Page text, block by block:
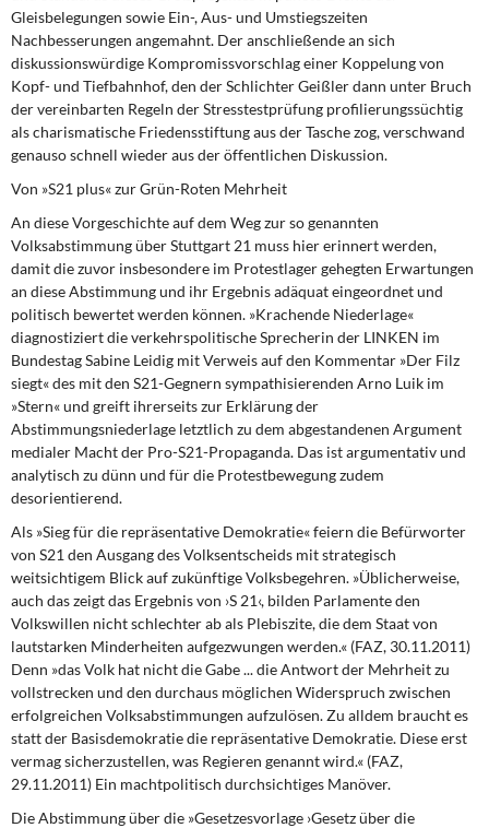
Gleisbelegungen sowie Ein-, Aus- und Umstiegszeiten
Nachbesserungen angemahnt. Der anschließende an sich
diskussionswürdige Kompromissvorschlag einer Koppelung von
Kopf- und Tiefbahnhof, den der Schlichter Geißler dann unter Bruch
der vereinbarten Regeln der Stresstestprüfung profilierungssüchtig
als charismatische Friedensstiftung aus der Tasche zog, verschwand
genauso schnell wieder aus der öffentlichen Diskussion.
Von »S21 plus« zur Grün-Roten Mehrheit
An diese Vorgeschichteauf dem Weg zur so genannten
Volksabstimmung über Stuttgart 21 muss hier erinnert werden,
damit die zuvor insbesondere im Protestlager gehegten Erwartungen
an diese Abstimmung und ihr Ergebnis adäquat eingeordnet und
politisch bewertet werden können. »Krachende Niederlage«
diagnostiziert die verkehrspolitische Sprecherin der LINKEN im
Bundestag Sabine Leidig mit Verweis auf den Kommentar »Der Filz
siegt« des mit den S21-Gegnern sympathisierenden Arno Luik im
»Stern« und greift ihrerseits zur Erklärung der
Abstimmungsniederlage letztlich zu dem abgestandenen Argument
medialer Macht der Pro-S21-Propaganda. Das ist argumentativ und
analytisch zu dünn und für die Protestbewegung zudem
desorientierend.
Als »Sieg für die repräsentative Demokratie«feiern die Befürworter
von S21 den Ausgang des Volksentscheids mit strategisch
weitsichtigem Blick auf zukünftige Volksbegehren. »Üblicherweise,
auch das zeigt das Ergebnis von ›S 21‹, bilden Parlamente den
Volkswillen nicht schlechter ab als Plebiszite, die dem Staat von
lautstarken Minderheiten aufgezwungen werden.« (FAZ, 30.11.2011)
Denn »das Volk hat nicht die Gabe ... die Antwort der Mehrheit zu
vollstrecken und den durchaus möglichen Widerspruch zwischen
erfolgreichen Volksabstimmungen aufzulösen. Zu alldem braucht es
statt der Basisdemokratie die repräsentative Demokratie. Diese erst
vermag sicherzustellen, was Regieren genannt wird.« (FAZ,
29.11.2011) Ein machtpolitisch durchsichtiges Manöver.
Die Abstimmung über die »Gesetzesvorlage ›Gesetz über die